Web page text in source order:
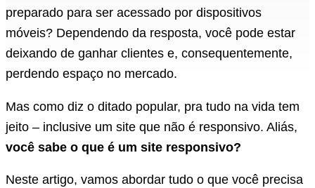
preparado para ser acessado por dispositivos
móveis? Dependendo da resposta, você pode estar
deixando de ganhar clientes e, consequentemente,
perdendo espaço no mercado.
Mas como diz o ditado popular, pra tudo na vida tem
jeito – inclusive um site que não é responsivo. Aliás,
você sabe o que é um site responsivo?
Neste artigo, vamos abordar tudo o que você precisa